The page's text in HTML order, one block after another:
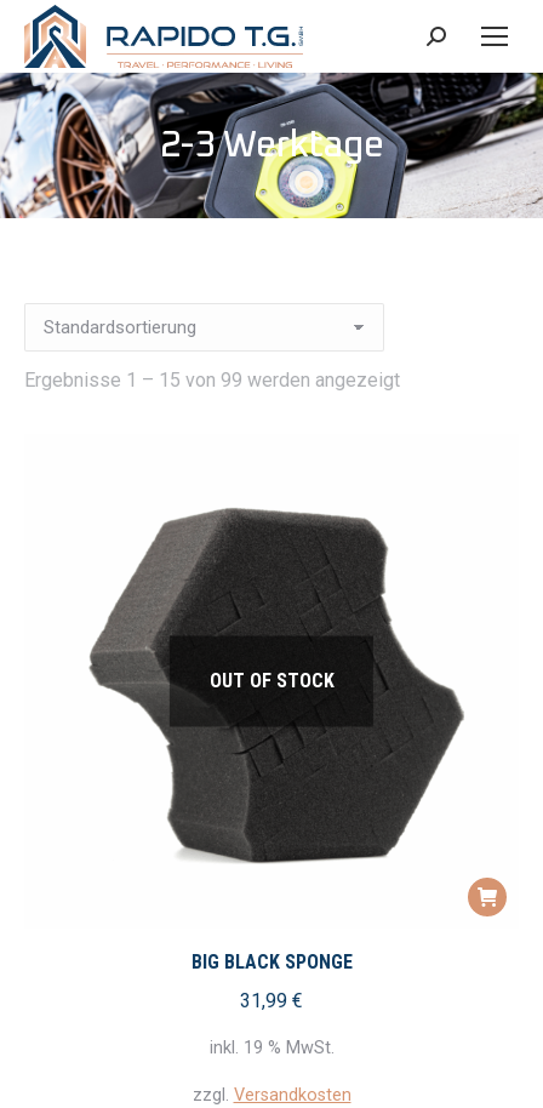
Search:
2-3 Werktage
Ergebnisse 1 – 15 von 99 werden angezeigt
OUT OF STOCK
BIG BLACK SPONGE
31,99 €
inkl. 19 % MwSt.
zzgl. Versandkosten